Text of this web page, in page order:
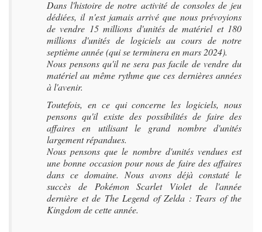
Dans l'histoire de notre activité de consoles de jeu
dédiées, il n'est jamais arrivé que nous prévoyions
de vendre 15 millions d'unités de matériel et 180
millions d'unités de logiciels au cours de notre
septième année (qui se terminera en mars 2024).
Nous pensons qu'il ne sera pas facile de vendre du
matériel au même rythme que ces dernières années
à l'avenir.
Toutefois, en ce qui concerne les logiciels, nous
pensons qu'il existe des possibilités de faire des
affaires en utilisant le grand nombre d'unités
largement répandues.
Nous pensons que le nombre d'unités vendues est
une bonne occasion pour nous de faire des affaires
dans ce domaine. Nous avons déjà constaté le
succès de Pokémon Scarlet Violet de l'année
dernière et de The Legend of Zelda : Tears of the
Kingdom de cette année.